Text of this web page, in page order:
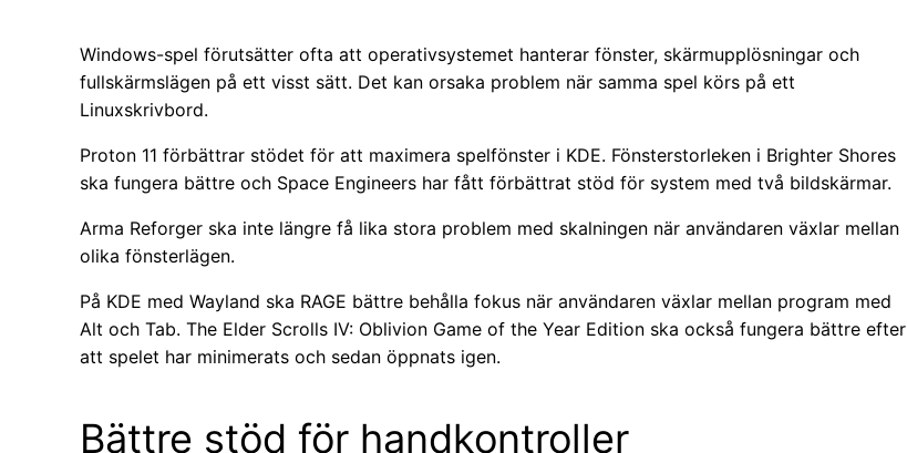
Windows-spel förutsätter ofta att operativsystemet hanterar fönster, skärmupplösningar och
fullskärmslägen på ett visst sätt. Det kan orsaka problem när samma spel körs på ett
Linuxskrivbord.
Proton 11 förbättrar stödet för att maximera spelfönster i KDE. Fönsterstorleken i Brighter Shores
ska fungera bättre och Space Engineers har fått förbättrat stöd för system med två bildskärmar.
Arma Reforger ska inte längre få lika stora problem med skalningen när användaren växlar mellan
olika fönsterlägen.
På KDE med Wayland ska RAGE bättre behålla fokus när användaren växlar mellan program med
Alt och Tab. The Elder Scrolls IV: Oblivion Game of the Year Edition ska också fungera bättre efter
att spelet har minimerats och sedan öppnats igen.
Bättre stöd för handkontroller